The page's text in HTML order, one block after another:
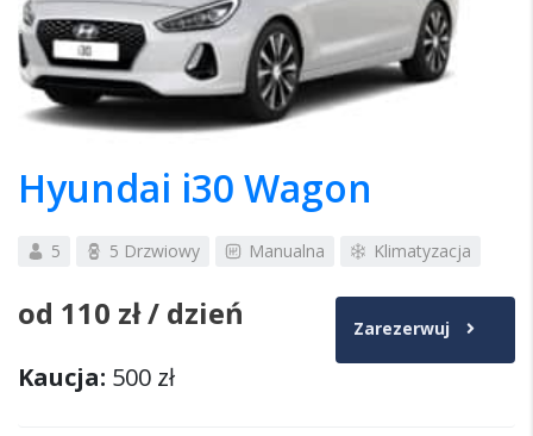
Hyundai i30 Wagon
5 5 Drzwiowy Manualna Klimatyzacja
od 110 zł/ dzień Zarezerwuj
Kaucja: 500 zł